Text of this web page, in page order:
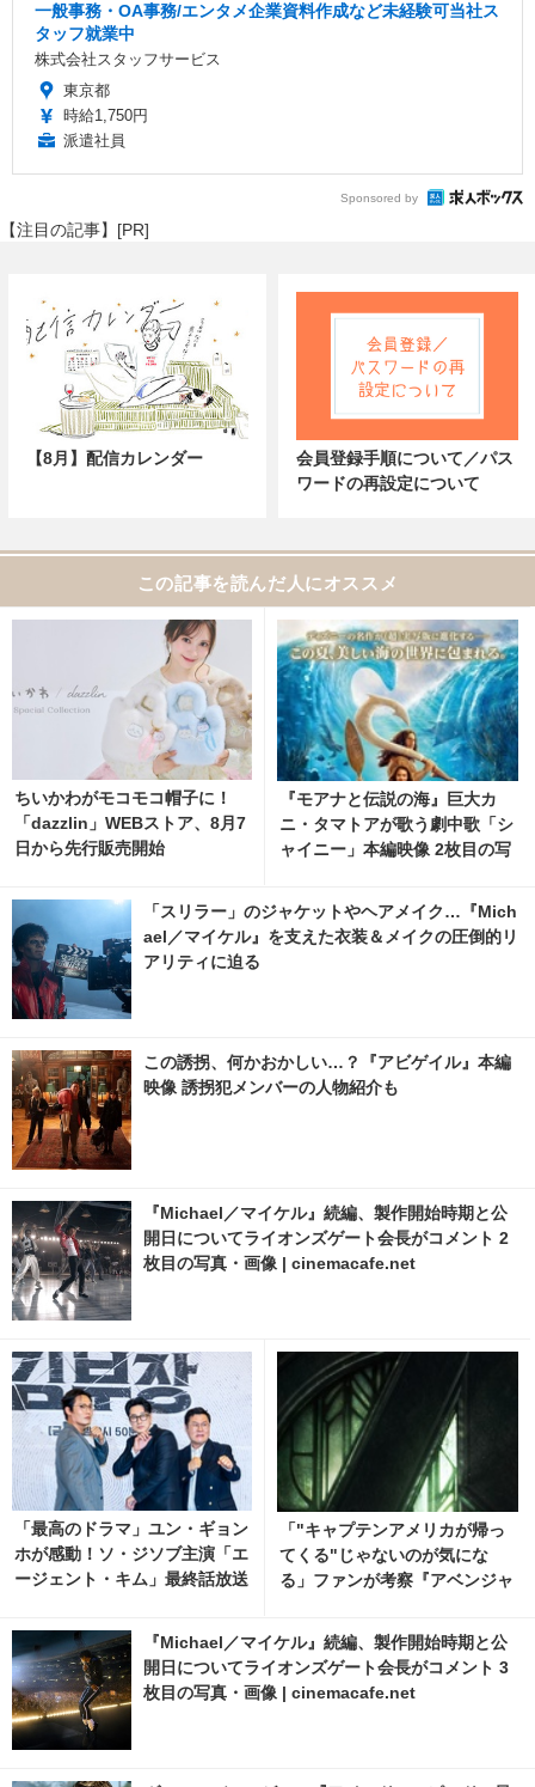
一般事務・OA事務/エンタメ企業資料作成など未経験可当社ス
タッフ就業中
株式会社スタッフサービス
東京都
時給1,750円
派遣社員
Sponsored by
【注目の記事】[PR]
【8月】配信カレンダー
会員登録手順について／パス
ワードの再設定について
この記事を読んだ人にオススメ
ちいかわがモコモコ帽子に！
「dazzlin」WEBストア、8月7
日から先行販売開始
『モアナと伝説の海』巨大カ
ニ・タマトアが歌う劇中歌「シ
ャイニー」本編映像 2枚目の写
「スリラー」のジャケットやヘアメイク…『Mich
ael／マイケル』を支えた衣装＆メイクの圧倒的リ
アリティに迫る
この誘拐、何かおかしい…？『アビゲイル』本編
映像 誘拐犯メンバーの人物紹介も
『Michael／マイケル』続編、製作開始時期と公
開日についてライオンズゲート会長がコメント 2
枚目の写真・画像 | cinemacafe.net
「最高のドラマ」ユン・ギョン
ホが感動！ソ・ジソブ主演「エ
ージェント・キム」最終話放送
禁
「"キャプテンアメリカが帰っ
てくる"じゃないのが気にな
る」ファンが考察『アベンジャ
『Michael／マイケル』続編、製作開始時期と公
開日についてライオンズゲート会長がコメント 3
枚目の写真・画像 | cinemacafe.net